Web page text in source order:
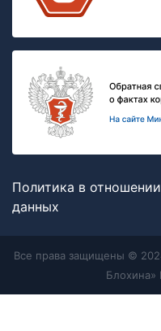
Политика в
данных
Все права защищены ©
Блохина»